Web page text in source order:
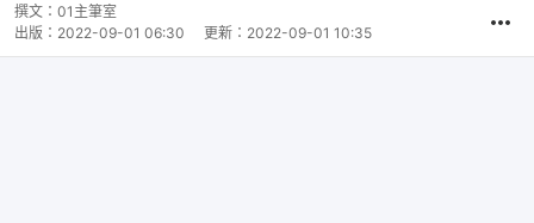
撰文： 01主筆室
出版： 2022-09-01 06:30 更新： 2022-09-01 10:35